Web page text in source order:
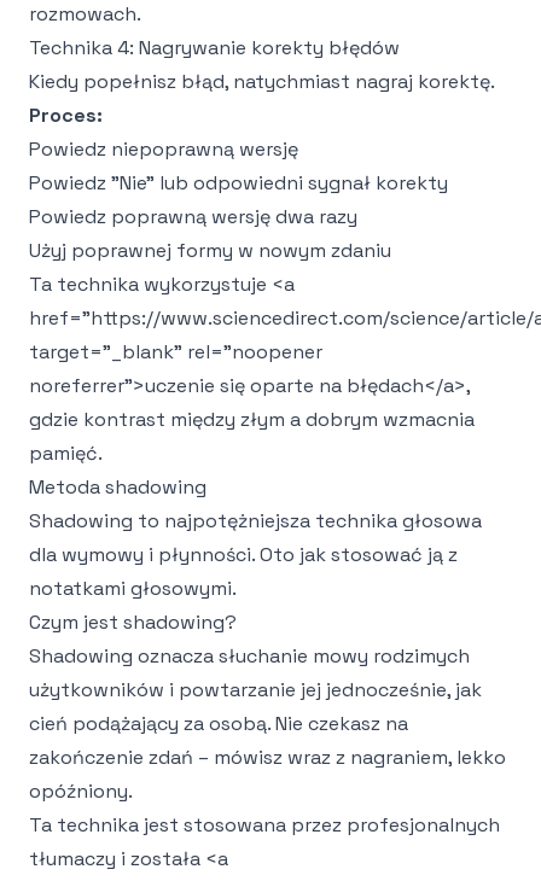
rozmowach.
Technika 4: Nagrywanie korekty błędów
Kiedy popełnisz błąd, natychmiast nagraj korektę.
Proces:
Powiedz niepoprawną wersję
Powiedz "Nie" lub odpowiedni sygnał korekty
Powiedz poprawną wersję dwa razy
Użyj poprawnej formy w nowym zdaniu
Ta technika wykorzystuje <a
href="https://www.sciencedirect.com/science/article/
target="_blank" rel="noopener
noreferrer">uczenie się oparte na błędach</a>,
gdzie kontrast między złym a dobrym wzmacnia
pamięć.
Metoda shadowing
Shadowing to najpotężniejsza technika głosowa
dla wymowy i płynności. Oto jak stosować ją z
notatkami głosowymi.
Czym jest shadowing?
Shadowing oznacza słuchanie mowy rodzimych
użytkowników i powtarzanie jej jednocześnie, jak
cień podążający za osobą. Nie czekasz na
zakończenie zdań – mówisz wraz z nagraniem, lekko
opóźniony.
Ta technika jest stosowana przez profesjonalnych
tłumaczy i została <a